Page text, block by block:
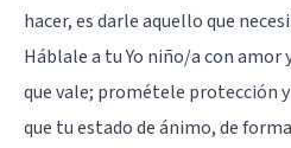
hacer, es darle aquello que
Háblale a tu Yo niño/a con amor
que vale; prométele protección
que tu estado de ánimo, de